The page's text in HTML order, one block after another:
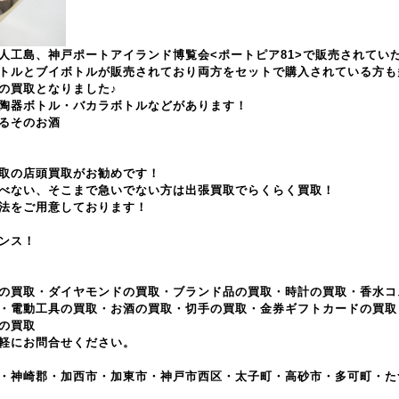
工島、神戸ポートアイランド博覧会<ポートピア81>で販売されてい
ルとブイボトルが販売されており両方をセットで購入されている方
買取となりました♪
器ボトル・バカラボトルなどがあります！
そのお酒
の店頭買取がお勧めです！
ない、そこまで急いでない方は出張買取でらくらく買取！
をご用意しております！
ス！
買取・ダイヤモンドの買取・ブランド品の買取・時計の買取・香水
電動工具の買取・お酒の買取・切手の買取・金券ギフトカードの買
買取
お問合せください。
神崎郡・加西市・加東市・神戸市西区・太子町・高砂市・多可町・